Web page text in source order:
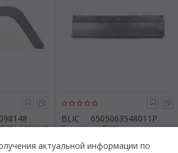
актуальной информации по
3098148
BLIC 6505063548011P
Боковина. BLIC